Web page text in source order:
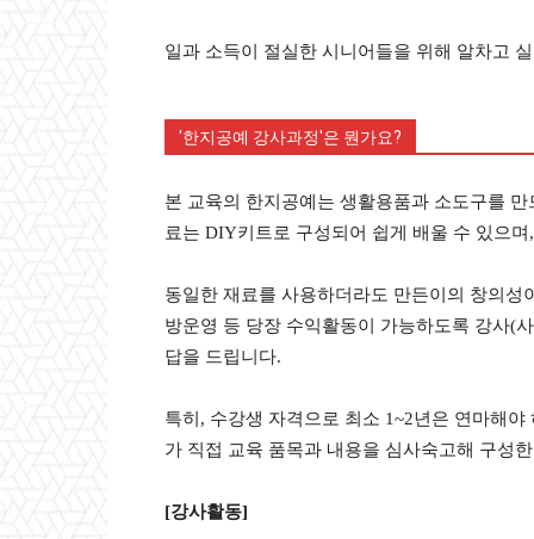
일과 소득이 절실한 시니어들을 위해 알차고
'한지공예 강사과정'은 뭔가요?
본 교육의 한지공예는 생활용품과 소도구를
료는 DIY키트로 구성되어 쉽게 배울 수 있으
동일한 재료를 사용하더라도 만든이의 창의
방운영 등 당장 수익활동이 가능하도록 강사(
답을 드립니다.
특히, 수강생 자격으로 최소 1~2년은 연마해
가 직접 교육 품목과 내용을 심사숙고해 구성
[강사활동]